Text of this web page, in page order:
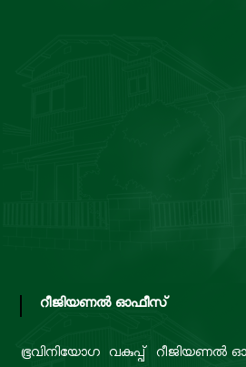
റീജിയണൽ ഓഫീസ്
ഭൂവിനിയോഗ വകുപ്പ് റീജിയണൽ